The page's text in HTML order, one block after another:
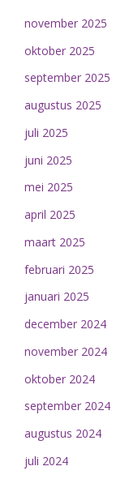
november 2025
oktober 2025
september 2025
augustus 2025
juli 2025
juni 2025
mei 2025
april 2025
maart 2025
februari 2025
januari 2025
december 2024
november 2024
oktober 2024
september 2024
augustus 2024
juli 2024